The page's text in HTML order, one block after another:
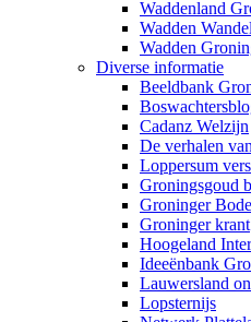
Waddenland
Wadden
Wadden
Diverse informatie
Beeldbank
Cadanz Welzijn
De verhalen
Loppersum
Groningsgoud
Groninger
Groninger krant
Hoogeland
Ideeënbank
Lauwersland
Lopsternijs